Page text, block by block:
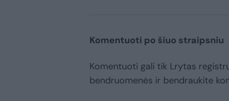
Komentuoti po šiuo straipsniu
Komentuoti gali tik Lrytas
bendruomenės ir bendraukite